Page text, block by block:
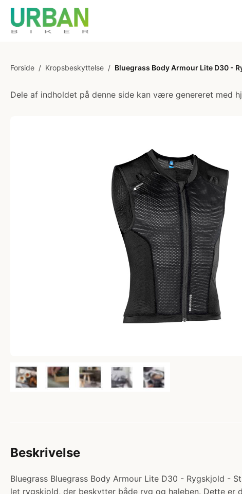
Forside / Kropsbeskyttelse / Bluegrass Body Armour Lite D30 -
Dele af indholdet på denne side kan være genereret med
Beskrivelse
Bluegrass Bluegrass Body Armour Lite D30 - Rygskjold -
let rygskjold, der beskytter både ryg og haleben. Dette er